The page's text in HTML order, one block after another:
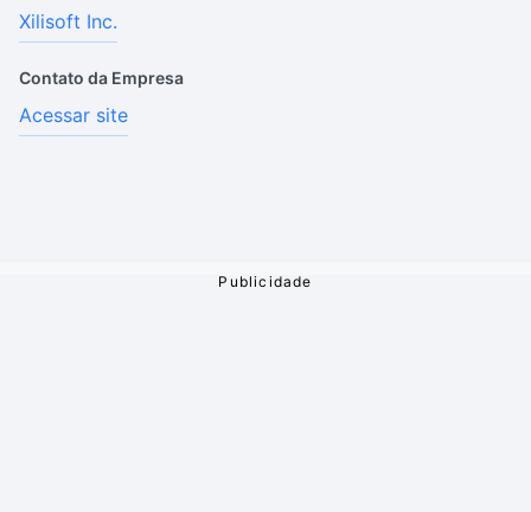
Xilisoft Inc.
Contato da Empresa
Acessar site